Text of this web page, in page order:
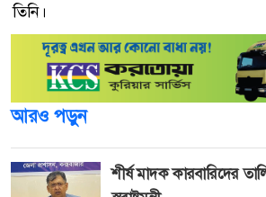
তিনি।
আরও পড়ুন
শীর্ষ মাদক কারবারিদের